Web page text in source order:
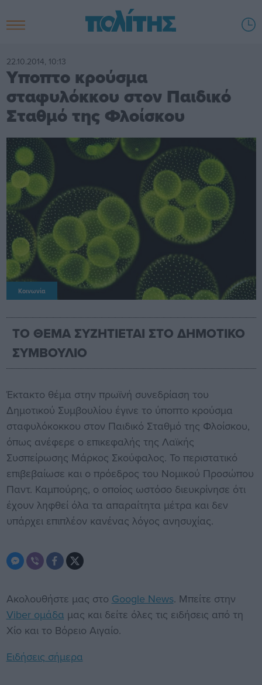
22.10.2014, 10:13
Υποπτο κρούσμα
σταφυλόκκου στον Παιδικό
Σταθμό της Φλοίσκου
Κοινωνία
ΤΟ ΘΕΜΑ ΣΥΖΗΤΙΕΤΑΙ ΣΤΟ ΔΗΜΟΤΙΚΟ
ΣΥΜΒΟΥΛΙΟ
Έκτακτο θέμα στην πρωϊνή συνεδρίαση του
Δημοτικού Συμβουλίου έγινε το ύποπτο κρούσμα
σταφυλόκοκκου στον Παιδικό Σταθμό της Φλοίσκου,
όπως ανέφερε ο επικεφαλής της Λαϊκής
Συσπείρωσης Μάρκος Σκούφαλος. Το περιστατικό
επιβεβαίωσε και ο πρόεδρος του Νομικού Προσώπου
Παντ. Καμπούρης, ο οποίος ωστόσο διευκρίνησε ότι
έχουν ληφθεί όλα τα απαραίτητα μέτρα και δεν
υπάρχει επιπλέον κανένας λόγος ανησυχίας.
Ακολουθήστε μας στο Google News. Μπείτε στην
Viber ομάδα μας και δείτε όλες τις ειδήσεις από τη
Χίο και το Βόρειο Αιγαίο.
Ειδήσεις σήμερα